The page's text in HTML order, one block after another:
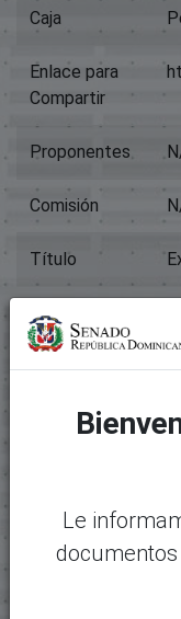
Caja
Enlace para
Compartir
Proponentes
Comisión
Título
Tipo
Archivos
Paquete original
Mostrando 1 - 1 de 1
2.22
Le